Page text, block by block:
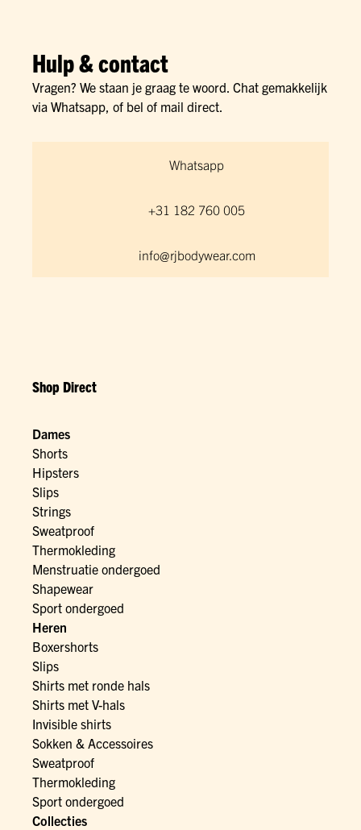
Hulp & contact
Vragen? We staan je graag te woord. Chat gemakkelijk
via Whatsapp, of bel of mail direct.
Whatsapp
+31 182 760 005
info@rjbodywear.com
Shop Direct
Dames
Shorts
Hipsters
Slips
Strings
Sweatproof
Thermokleding
Menstruatie ondergoed
Shapewear
Sport ondergoed
Heren
Boxershorts
Slips
Shirts met ronde hals
Shirts met V-hals
Invisible shirts
Sokken & Accessoires
Sweatproof
Thermokleding
Sport ondergoed
Collecties